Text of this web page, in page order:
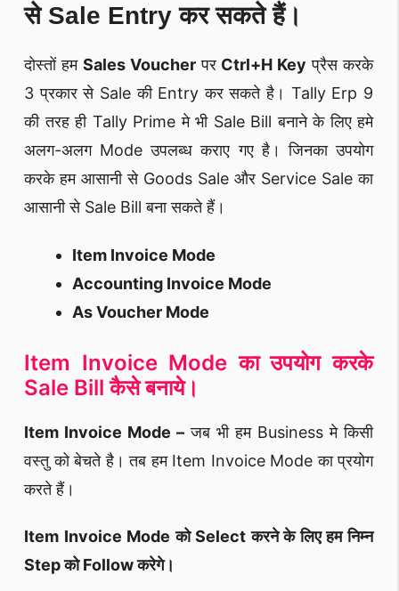
से Sale Entry कर सकते हैं।
दोस्तों हम Sales Voucher पर Ctrl+H Key प्रैस करके
3 प्रकार से Sale की Entry कर सकते है। Tally Erp 9
की तरह ही Tally Prime मे भी Sale Bill बनाने के लिए हमे
अलग-अलग Mode उपलब्ध कराए गए है। जिनका उपयोग
करके हम आसानी से Goods Sale और Service Sale का
आसानी से Sale Bill बना सकते हैं।
Item Invoice Mode
Accounting Invoice Mode
As Voucher Mode
Item Invoice Mode का उपयोग करके
Sale Bill कैसे बनाये।
Item Invoice Mode – जब भी हम Business मे किसी
वस्तु को बेचते है। तब हम Item Invoice Mode का प्रयोग
करते हैं।
Item Invoice Mode को Select करने के लिए हम निम्न
Step को Follow करेगे।